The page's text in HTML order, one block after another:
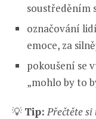
soustředěním
označování
emoce, za
pokoušení se
„mohlo by to
💡 Tip: Přečtěte si